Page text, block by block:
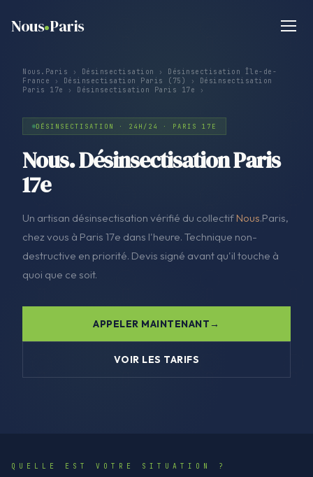
Nous Paris
Nous.Paris › Désinsectisation › Désinsectisation Île-de-
France › Désinsectisation Paris (75) ›
Désinsectisation
Paris 17e
› Désinsectisation Paris 17e ›
DÉSINSECTISATION · 24H/24 · PARIS 17E
Nous. Désinsectisation Paris
17e
Un artisan désinsectisation vérifié du collectifNous.Paris,
chez vous à Paris 17e dans l'heure. Technique non-
destructive en priorité. Devis signé avant qu'il touche à
quoi que ce soit.
APPELER MAINTENANT
VOIR LES TARIFS
QUELLE EST VOTRE SITUATION ?